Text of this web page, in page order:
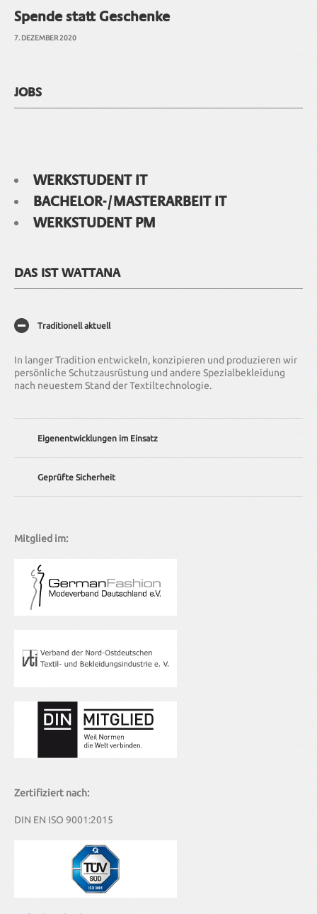
Spende statt Geschenke
7. DEZEMBER 2020
JOBS
WERKSTUDENT IT
BACHELOR-/MASTERARBEIT IT
WERKSTUDENT PM
DAS IST WATTANA
Traditionell aktuell
In langer Tradition entwickeln, konzipieren und produzieren wir
persönliche Schutzausrüstung und andere Spezialbekleidung
nach neuestem Stand der Textiltechnologie.
Eigenentwicklungen im Einsatz
Wir bieten Ihnen individuelle Lösungen – von der Anpassung
existierender Bekleidung bis hin zur kompletten
Neuentwicklung.
Geprüfte Sicherheit
Kleidungsstücke erfüllen darüber hinaus natürlich die
Mitglied im:
Zertifiziert nach:
DIN EN ISO 9001:2015